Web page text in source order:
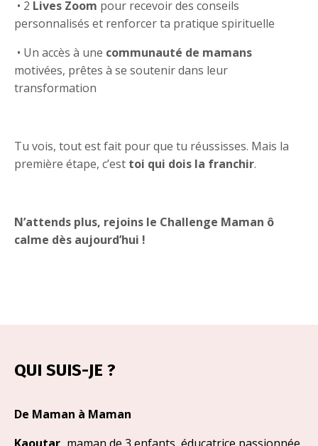
• 2 Lives Zoom pour recevoir des conseils
personnalisés et renforcer ta pratique spirituelle
• Un accès à une communauté de mamans
motivées, prêtes à se soutenir dans leur
transformation
Tu vois, tout est fait pour que tu réussisses. Mais la
première étape, c’est toi qui dois la franchir.
N’attends plus, rejoins le Challenge Maman ô
calme dès aujourd’hui !
QUI SUIS-JE ?
De Maman à Maman